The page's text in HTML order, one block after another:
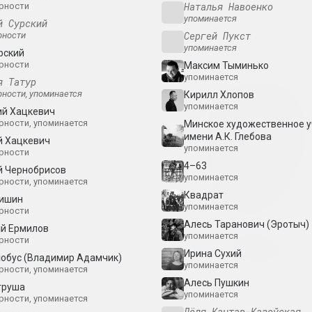
сияет.
зарубежное событие
Сияние сквозь
То, что
становится
солидарность за
постсоветских
2023. групповой проект, зарубежное
ART FESTIVAL 2023
2023. фестиваль
Алла Савошевич
Broń i chroń
2023–2024. персональная выставка,
Сурский
Татур
упоминается
Хацкевич
упоминается
Хацкевич
Чернобрисов
упоминается
Ермилов
(Владимир Адамчик)
упоминается
упоминается
Наталья Навоенко
упоминается
Сергей Пукст
упоминается
Максим Тыминько
упоминается
Кирилл Хлопов
упоминается
Минское художественное
имени А.К. Глебова
упоминается
4–63
упоминается
Квадрат
упоминается
Алесь Таранович (Эротыч)
упоминается
Ирина Сухий
упоминается
Алесь Пушкин
упоминается